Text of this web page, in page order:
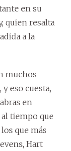
en su
quien resalta
a la
muchos
eso cuesta,
en
tiempo que
que más
Hart